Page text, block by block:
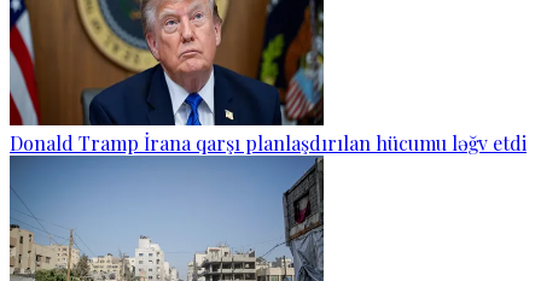
Donald Tramp İrana qarşı planlaşdırılan hücumu ləğv etdi